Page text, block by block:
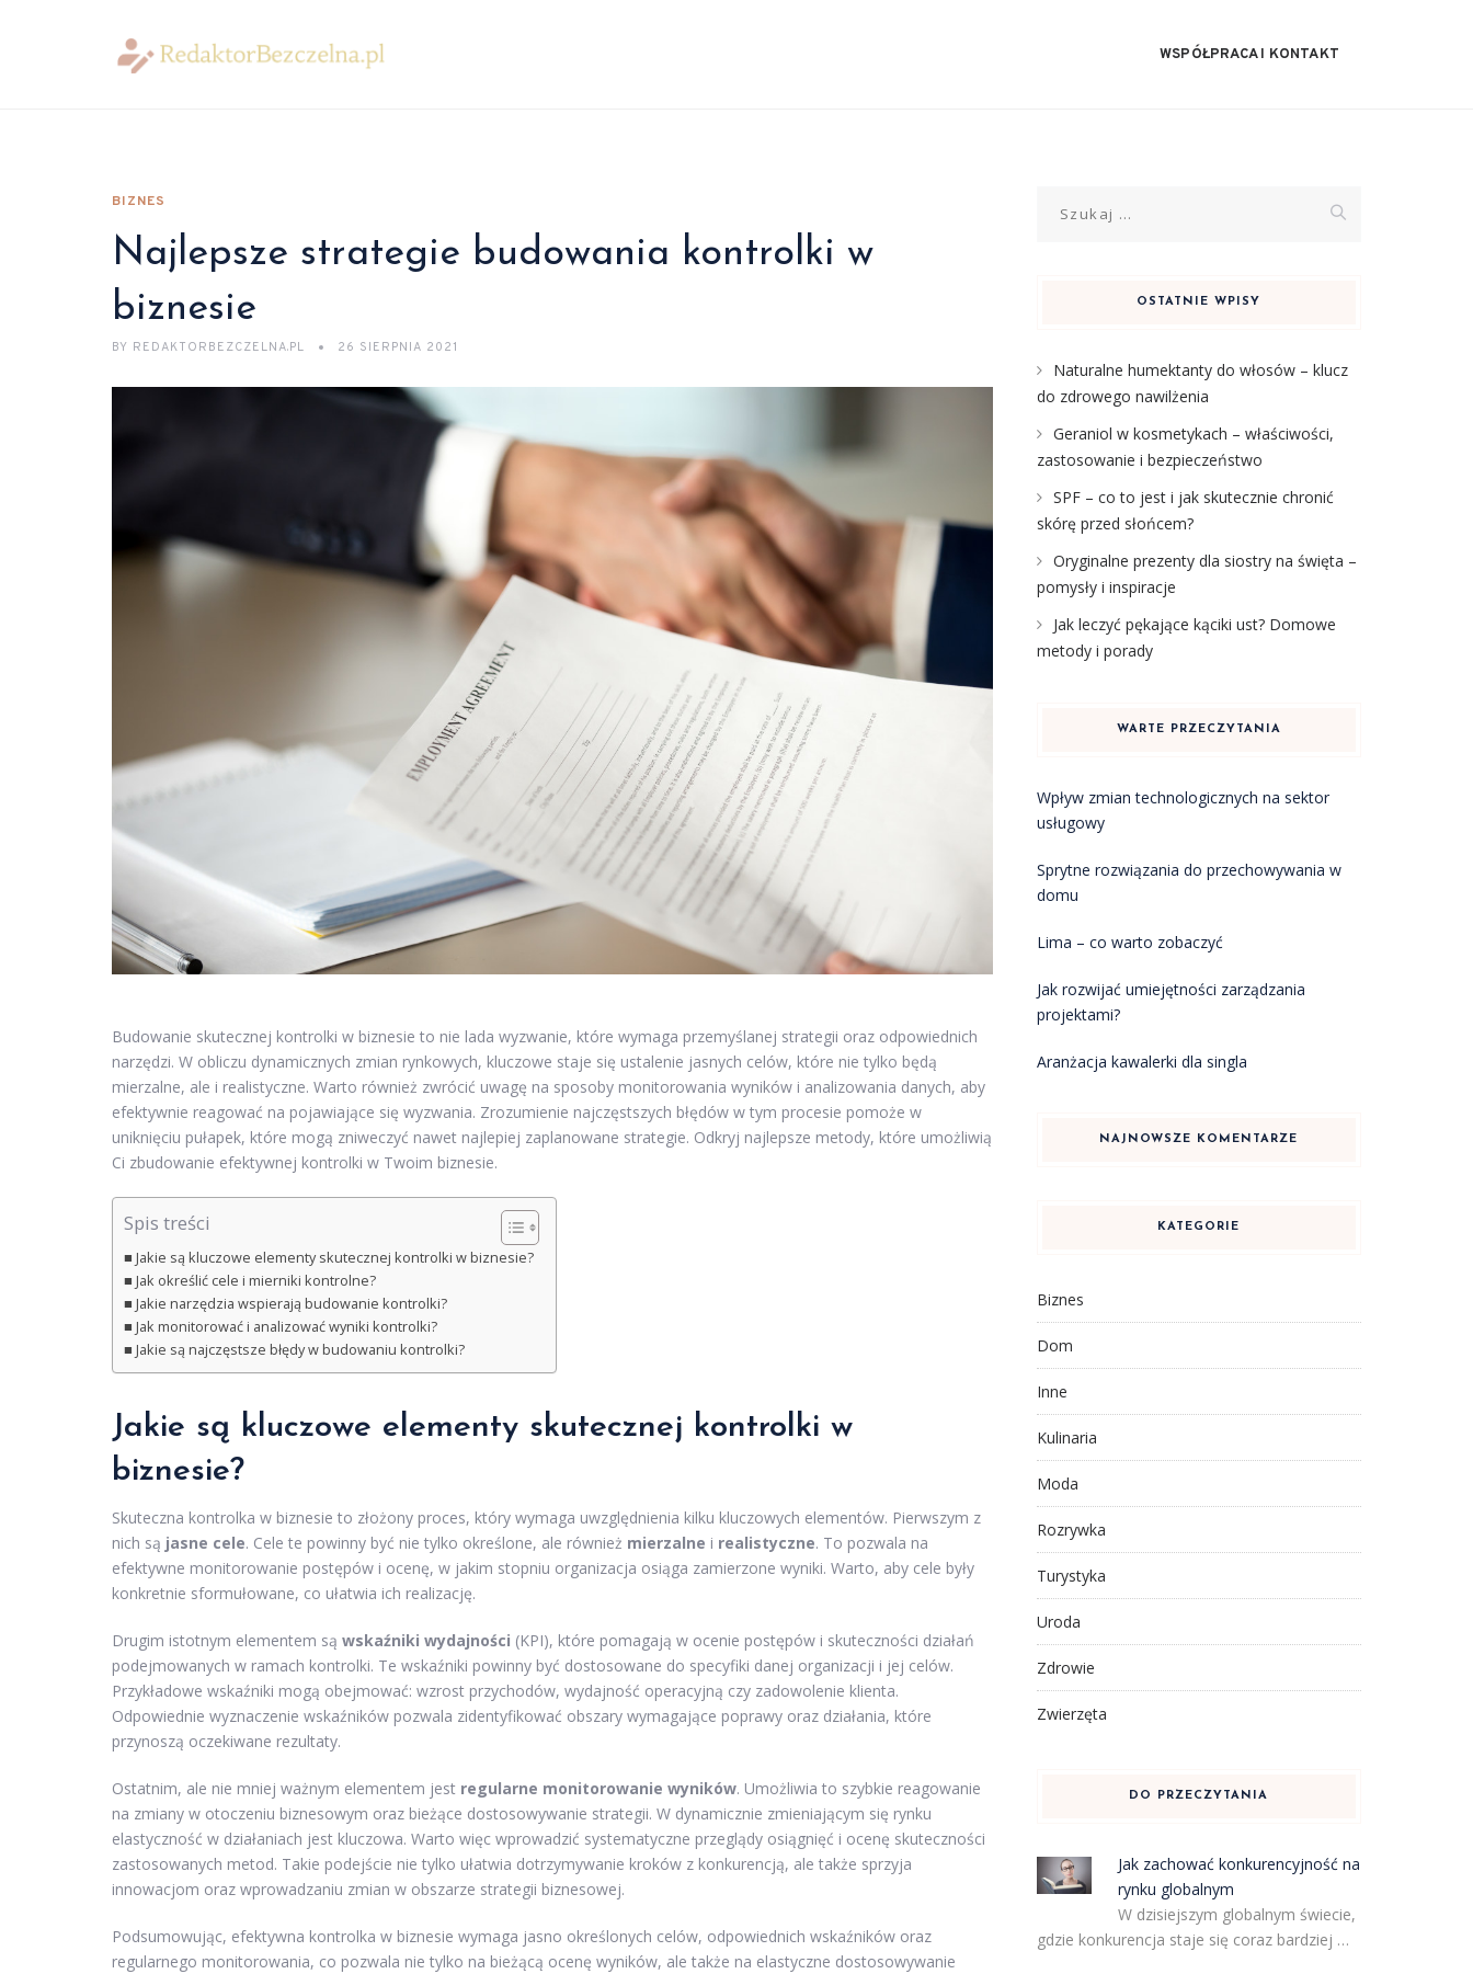
WSPÓŁPRACA I KONTAKT
BIZNES
Najlepsze strategie budowania kontrolki w
biznesie
BY REDAKTORBEZCZELNA.PL 26 SIERPNIA 2021
Budowanie skutecznej kontrolki w biznesie to nie lada wyzwanie, które wymaga przemyślanej strategii oraz odpowiednich
narzędzi. W obliczu dynamicznych zmian rynkowych, kluczowe staje się ustalenie jasnych celów, które nie tylko będą
mierzalne, ale i realistyczne. Warto również zwrócić uwagę na sposoby monitorowania wyników i analizowania danych, aby
efektywnie reagować na pojawiające się wyzwania. Zrozumienie najczęstszych błędów w tym procesie pomoże w
uniknięciu pułapek, które mogą zniweczyć nawet najlepiej zaplanowane strategie. Odkryj najlepsze metody, które umożliwią
Ci zbudowanie efektywnej kontrolki w Twoim biznesie.
Spis treści
Jakie są kluczowe elementy skutecznej kontrolki w biznesie?
Jak określić cele i mierniki kontrolne?
Jakie narzędzia wspierają budowanie kontrolki?
Jak monitorować i analizować wyniki kontrolki?
Jakie są najczęstsze błędy w budowaniu kontrolki?
Jakie są kluczowe elementy skutecznej kontrolki w
biznesie?
Skuteczna kontrolka w biznesie to złożony proces, który wymaga uwzględnienia kilku kluczowych elementów. Pierwszym z
nich są jasne cele. Cele te powinny być nie tylko określone, ale również mierzalne i realistyczne. To pozwala na
efektywne monitorowanie postępów i ocenę, w jakim stopniu organizacja osiąga zamierzone wyniki. Warto, aby cele były
konkretnie sformułowane, co ułatwia ich realizację.
Drugim istotnym elementem są wskaźniki wydajności (KPI), które pomagają w ocenie postępów i skuteczności działań
podejmowanych w ramach kontrolki. Te wskaźniki powinny być dostosowane do specyfiki danej organizacji i jej celów.
Przykładowe wskaźniki mogą obejmować: wzrost przychodów, wydajność operacyjną czy zadowolenie klienta.
Odpowiednie wyznaczenie wskaźników pozwala zidentyfikować obszary wymagające poprawy oraz działania, które
przynoszą oczekiwane rezultaty.
Ostatnim, ale nie mniej ważnym elementem jest regularne monitorowanie wyników. Umożliwia to szybkie reagowanie
na zmiany w otoczeniu biznesowym oraz bieżące dostosowywanie strategii. W dynamicznie zmieniającym się rynku
elastyczność w działaniach jest kluczowa. Warto więc wprowadzić systematyczne przeglądy osiągnięć i ocenę skuteczności
zastosowanych metod. Takie podejście nie tylko ułatwia dotrzymywanie kroków z konkurencją, ale także sprzyja
innowacjom oraz wprowadzaniu zmian w obszarze strategii biznesowej.
Podsumowując, efektywna kontrolka w biznesie wymaga jasno określonych celów, odpowiednich wskaźników oraz
regularnego monitorowania, co pozwala nie tylko na bieżącą ocenę wyników, ale także na elastyczne dostosowywanie
OSTATNIE WPISY
Naturalne humektanty do włosów – klucz
do zdrowego nawilżenia
Geraniol w kosmetykach – właściwości,
zastosowanie i bezpieczeństwo
SPF – co to jest i jak skutecznie chronić
skórę przed słońcem?
Oryginalne prezenty dla siostry na święta –
pomysły i inspiracje
Jak leczyć pękające kąciki ust? Domowe
metody i porady
WARTE PRZECZYTANIA
Wpływ zmian technologicznych na sektor
usługowy
Sprytne rozwiązania do przechowywania w
domu
Lima – co warto zobaczyć
Jak rozwijać umiejętności zarządzania
projektami?
Aranżacja kawalerki dla singla
NAJNOWSZE KOMENTARZE
KATEGORIE
Biznes
Dom
Inne
Kulinaria
Moda
Rozrywka
Turystyka
Uroda
Zdrowie
Zwierzęta
DO PRZECZYTANIA
Jak zachować konkurencyjność na
rynku globalnym
W dzisiejszym globalnym świecie,
gdzie konkurencja staje się coraz bardziej …